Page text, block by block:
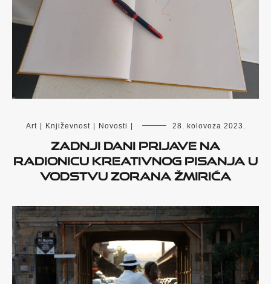
Art | Književnost | Novosti | 28. kolovoza 2023.
Zadnji dani prijave na
radionicu kreativnog pisanja u
vodstvu Zorana Žmirića